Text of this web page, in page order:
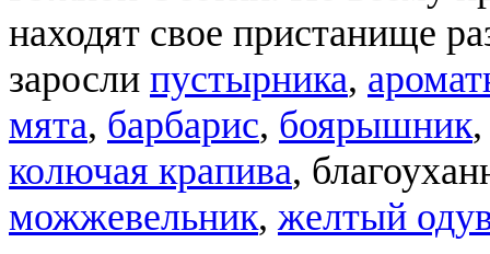
находят свое пристанище
заросли пустырника,
мята, барбарис, боярышник
колючая крапива,
можжевельник,желтый